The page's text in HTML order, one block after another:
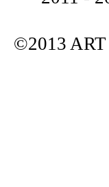
©2013